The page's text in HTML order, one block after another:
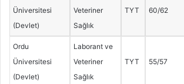
Üniversitesi
(Devlet)
Veteriner
Sağlık
TYT 60/62
Ordu
Üniversitesi
(Devlet)
Laborant ve
Veteriner
Sağlık
TYT 55/57